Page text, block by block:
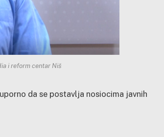
i reform centar Niš
da se postavlja nosiocima javnih